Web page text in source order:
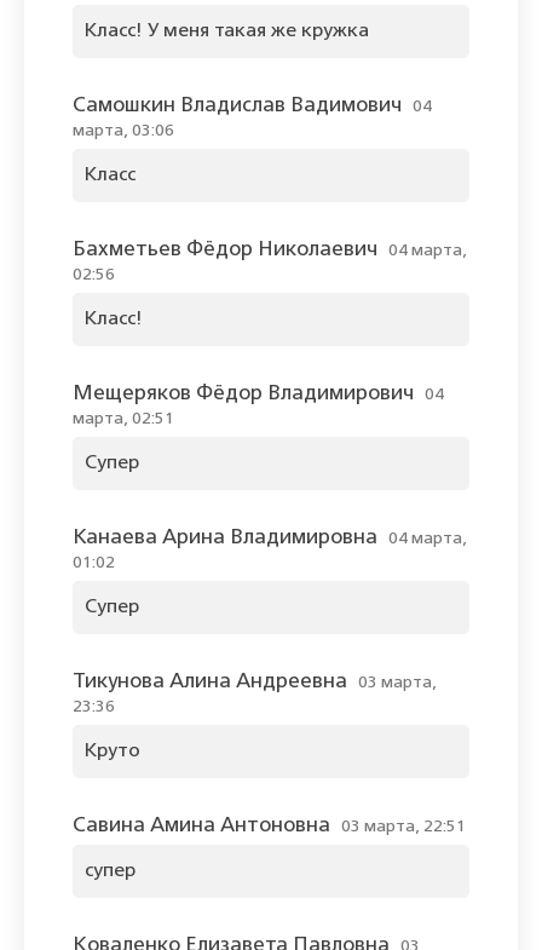
Класс! У меня такая же кружка
Самошкин Владислав Вадимович
04
марта, 03:06
Класс
Бахметьев Фёдор Николаевич
04 марта,
02:56
Класс!
Мещеряков Фёдор Владимирович
04
марта, 02:51
Супер
Канаева Арина Владимировна
04 марта,
01:02
Супер
Тикунова Алина Андреевна
03 марта,
23:36
Круто
Савина Амина Антоновна 03 марта, 22:51
супер
Коваленко Елизавета Павловна
03